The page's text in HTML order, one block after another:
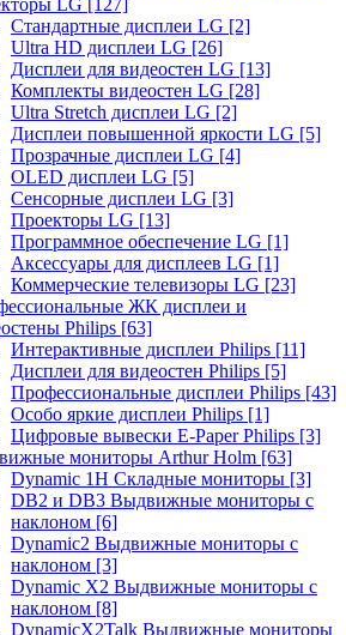
LG [127]
Стандартные дисплеи LG [2]
Ultra HD дисплеи LG [26]
Дисплеи для видеостен LG [13]
Комплекты видеостен LG [28]
Ultra Stretch дисплеи LG [2]
Дисплеи повышенной яркости LG [5]
Прозрачные дисплеи LG [4]
OLED дисплеи LG [5]
Сенсорные дисплеи LG [3]
Проекторы LG [13]
Программное обеспечение LG [1]
Аксессуары для дисплеев LG [1]
Коммерческие телевизоры LG [23]
ЖК дисплеи и
Philips [63]
Интерактивные дисплеи Philips [11]
Дисплеи для видеостен Philips [5]
Профессиональные дисплеи Philips [43]
Особо яркие дисплеи Philips [1]
Цифровые вывески E-Paper Philips [3]
мониторы Arthur Holm [63]
Dynamic 1Н Складные мониторы [3]
DB2 и DB3 Выдвижные мониторы с
наклоном [6]
Dynamic2 Выдвижные мониторы с
наклоном [3]
Dynamic X2 Выдвижные мониторы с
наклоном [8]
DynamicX2Talk Выдвижные мониторы